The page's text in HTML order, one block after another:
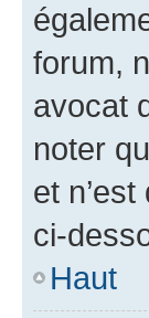
forum,
avocat
noter
et
ci-
Haut